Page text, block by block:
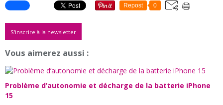
Repost 0
S'inscrire à la newsletter
Vous aimerez aussi :
Problème d’autonomie et décharge de la batterie iPhone
15